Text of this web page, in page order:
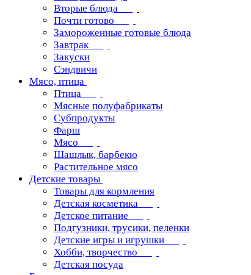
Вторые блюда
Почти готово
Замороженные готовые блюда
Завтрак
Закуски
Сэндвичи
Мясо, птица
Птица
Мясные полуфабрикаты
Субпродукты
Фарш
Мясо
Шашлык, барбекю
Растительное мясо
Детские товары
Товары для кормления
Детская косметика
Детское питание
Подгузники, трусики, пеленки
Детские игры и игрушки
Хобби, творчество
Детская посуда